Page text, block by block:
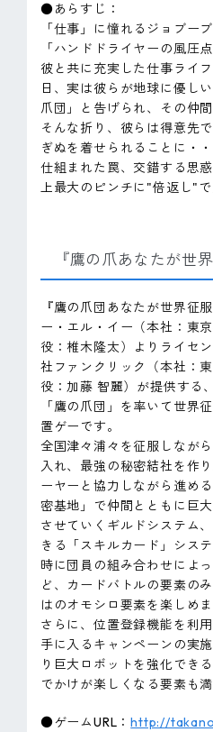
●あらすじ：
「仕事」に憧れるジョブー
「ハンドドライヤーの風圧
彼と共に充実した仕事ライ
日、実は彼らが地球に優し
爪団」と告げられ、その仲
そんな折り、彼らは得意先
ぎぬを着せられることに・・
仕組まれた罠、交錯する思
上最大のピンチに"倍返し"で
『鷹の爪あなたが
『鷹の爪団あなたが世界征
ー・エル・イー（本社：東
役：椎木隆太）よりライセ
社ファンクリック（本社：
役：加藤 智麗）が提供する
「鷹の爪団」を率いて世界
置ゲーです。
全国津々浦々を征服しなが
入れ、最強の秘密結社を作
ーヤーと協力しながら進め
密基地」で仲間とともに巨
させていくギルドシステム
きる「スキルカード」シス
時に団員の組み合わせによ
ど、カードバトルの要素の
はのオモシロ要素を楽しめま
さらに、位置登録機能を利
手に入るキャンペーンの実
り巨大ロボットを強化でき
でかけが楽しくなる要素も満
●ゲームURL：http://